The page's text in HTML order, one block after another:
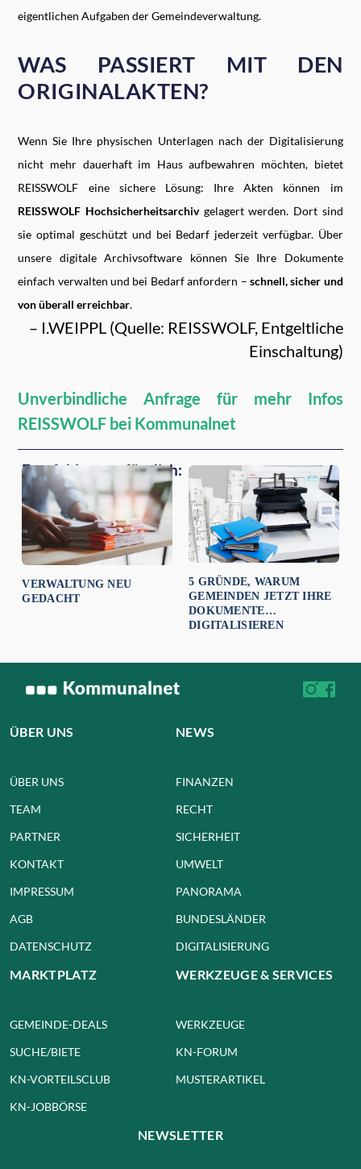
eigentlichen Aufgaben der Gemeindeverwaltung.
WAS PASSIERT MIT DEN
ORIGINALAKTEN?
Wenn Sie Ihre physischen Unterlagen nach der Digitalisierung
nicht mehr dauerhaft im Haus aufbewahren möchten, bietet
REISSWOLF eine sichere Lösung: Ihre Akten können im
REISSWOLF Hochsicherheitsarchivgelagert werden. Dort sind
sie optimal geschützt und bei Bedarf jederzeit verfügbar. Über
unsere digitale Archivsoftware können Sie Ihre Dokumente
einfach verwalten und bei Bedarf anfordern – schnell, sicher und
von überall erreichbar.
– I.WEIPPL (Quelle: REISSWOLF, Entgeltliche
Einschaltung)
Unverbindliche Anfrage für mehr Infos
REISSWOLF bei Kommunalnet
Empfehlungen für dich:
VERWALTUNG NEU
GEDACHT
5 GRÜNDE, WARUM
GEMEINDEN JETZT IHRE
DOKUMENTE
DIGITALISIEREN
ÜBER UNS
ÜBER UNS
TEAM
PARTNER
KONTAKT
IMPRESSUM
AGB
DATENSCHUTZ
NEWS
FINANZEN
RECHT
SICHERHEIT
UMWELT
PANORAMA
BUNDESLÄNDER
DIGITALISIERUNG
MARKTPLATZ
GEMEINDE-DEALS
SUCHE/BIETE
KN-VORTEILSCLUB
KN-JOBBÖRSE
WERKZEUGE & SERVICES
WERKZEUGE
KN-FORUM
MUSTERARTIKEL
NEWSLETTER